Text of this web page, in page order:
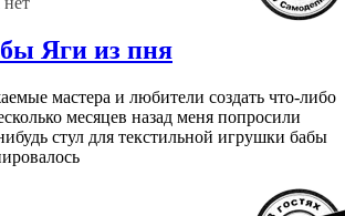
Яги из пня
мастера и любители создать что-либо
месяцев назад меня попросили
стул для текстильной игрушки бабы